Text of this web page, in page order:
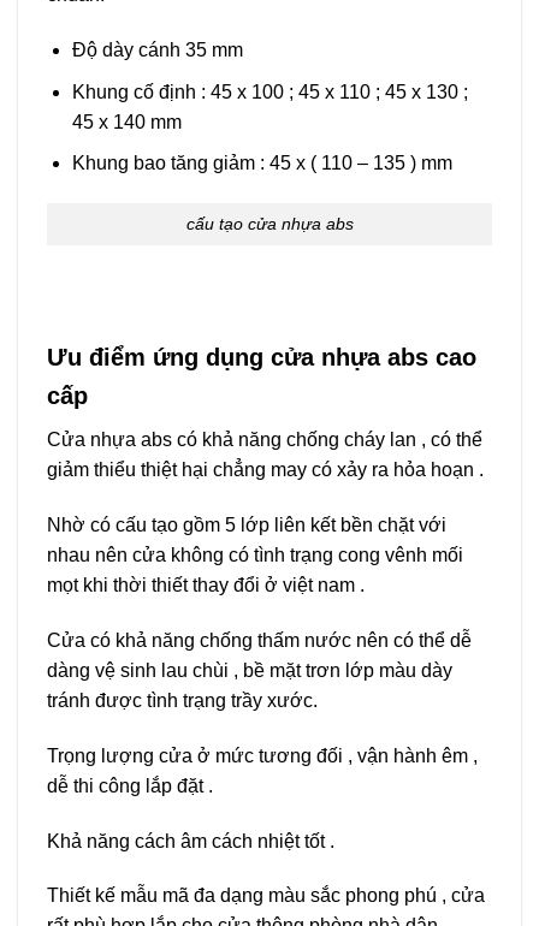
Độ dày cánh 35 mm
Khung cố định : 45 x 100 ; 45 x 110 ; 45 x 130 ;
45 x 140 mm
Khung bao tăng giảm : 45 x ( 110 – 135 ) mm
cấu tạo cửa nhựa abs
Ưu điểm ứng dụng cửa nhựa abs cao
cấp
Cửa nhựa abs có khả năng chống cháy lan , có thể
giảm thiểu thiệt hại chẳng may có xảy ra hỏa hoạn .
Nhờ có cấu tạo gồm 5 lớp liên kết bền chặt với
nhau nên cửa không có tình trạng cong vênh mối
mọt khi thời thiết thay đổi ở việt nam .
Cửa có khả năng chống thấm nước nên có thể dễ
dàng vệ sinh lau chùi , bề mặt trơn lớp màu dày
tránh được tình trạng trầy xước.
Trọng lượng cửa ở mức tương đối , vận hành êm ,
dễ thi công lắp đặt .
Khả năng cách âm cách nhiệt tốt .
Thiết kế mẫu mã đa dạng màu sắc phong phú , cửa